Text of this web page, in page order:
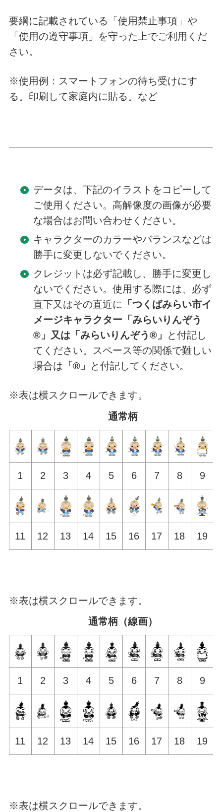
要綱に記載されている「使用禁止事項」や
「使用の遵守事項」を守った上でご利用くだ
さい。
※使用例：スマートフォンの待ち受けにす
る。印刷して家庭内に貼る。など
データは、下記のイラストをコピーして
ご使用ください。高解像度の画像が必要
な場合はお問い合わせください。
キャラクターのカラーやバランスなどは
勝手に変更しないでください。
クレジットは必ず記載し、勝手に変更し
ないでください。使用する際には、必ず
直下又はその直近に 「つくばみらい市イ
メージキャラクター「みらいりんぞう
®」又は「みらいりんぞう®」
と付記し
てください。スペース等の関係で難しい
場合は 「®」 と付記してください。
※表は横スクロールできます。
通常柄
1 2 3 4 5 6 7 8 9
11 12 13 14 15 16 17 18 19
※表は横スクロールできます。
通常柄（線画）
1 2 3 4 5 6 7 8 9
11 12 13 14 15 16 17 18 19
※表は横スクロールできます。